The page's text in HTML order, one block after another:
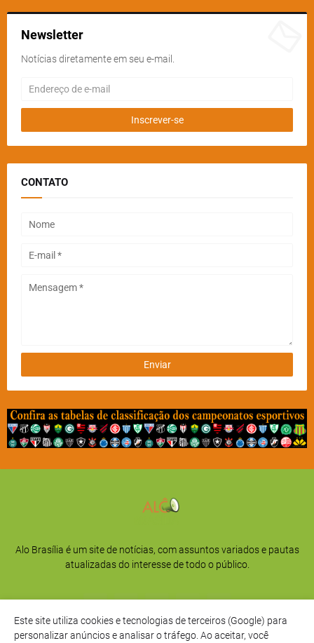
Newsletter
Notícias diretamente em seu e-mail.
CONTATO
Alo Brasília é um site de notícias, com assuntos variados e pautas
atualizadas do interesse de todo o público.
Este site utiliza cookies e tecnologias de terceiros (Google) para
personalizar anúncios e analisar o tráfego. Ao aceitar, você